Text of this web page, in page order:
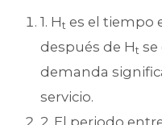
1. Ht es el tiempo
después de Ht se
demanda
servicio.